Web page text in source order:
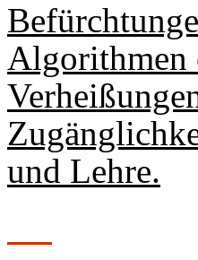
Algorithmen
und Lehre.